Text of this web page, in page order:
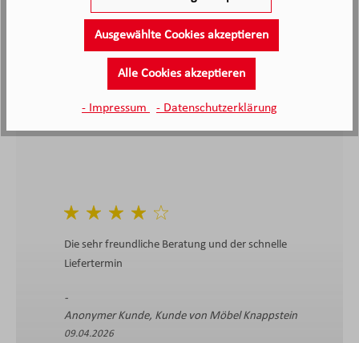
2138 Bewertungen
4.4/5.0
bewertet
4.4
Durchschnittliche Bewertung
Die sehr freundliche Beratung und der schnelle
Liefertermin
Anonymer Kunde, Kunde von Möbel Knappstein
09.04.2026
Ausgewählte Cookies akzeptieren
Alle Cookies akzeptieren
- Impressum - Datenschutzerklärung